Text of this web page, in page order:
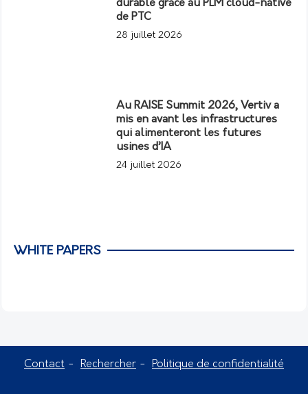
durable grâce au PLM cloud-native
de PTC
28 juillet 2026
Au RAISE Summit 2026, Vertiv a
mis en avant les infrastructures
qui alimenteront les futures
usines d’IA
24 juillet 2026
WHITE PAPERS
Contact Rechercher Politique de confidentialité